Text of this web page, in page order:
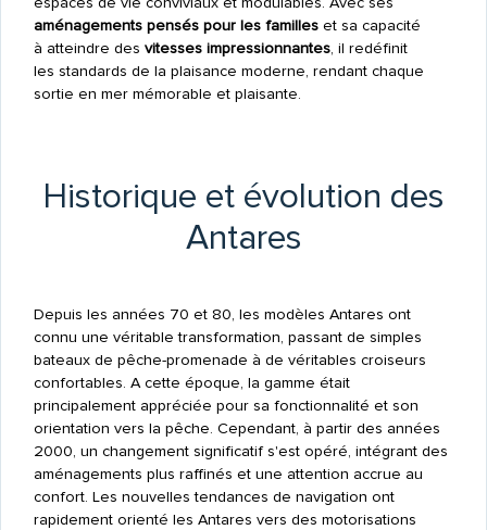
aménagements pensés pour les familleset sa capacité
à atteindre des vitesses impressionnantes, il redéfinit
les standards de la plaisance moderne, rendant chaque
sortie en mer mémorable et plaisante.
Historique et évolution des
Antares
Depuis les années 70 et 80, les modèles Antares ont
connu une véritable transformation, passant de simples
bateaux de pêche-promenade à de véritables croiseurs
confortables. A cette époque, la gamme était
principalement appréciée pour sa fonctionnalité et son
orientation vers la pêche. Cependant, à partir des années
2000, un changement significatif s'est opéré, intégrant des
aménagements plus raffinés et une attention accrue au
confort. Les nouvelles tendances de navigation ont
rapidement orienté les Antares vers des motorisations